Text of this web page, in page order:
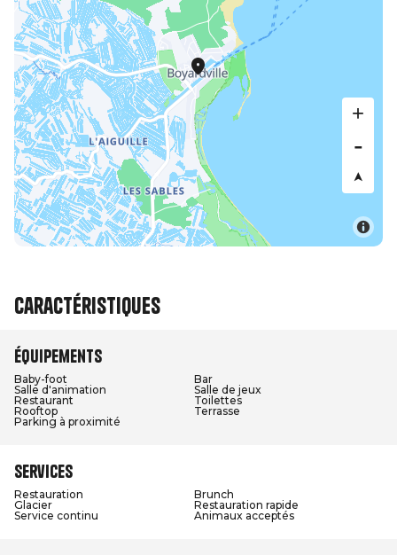
Caractéristiques
Équipements
Baby-foot
Bar
Salle d'animation
Salle de jeux
Restaurant
Toilettes
Rooftop
Terrasse
Parking à proximité
Services
Restauration
Brunch
Glacier
Restauration rapide
Service continu
Animaux acceptés